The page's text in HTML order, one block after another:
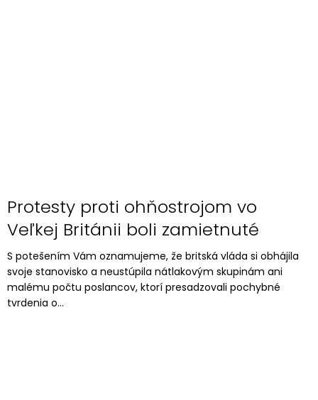
Protesty proti ohňostrojom vo
Veľkej Británii boli zamietnuté
S potešením Vám oznamujeme, že britská vláda si obhájila
svoje stanovisko a neustúpila nátlakovým skupinám ani
malému počtu poslancov, ktorí presadzovali pochybné
tvrdenia o...